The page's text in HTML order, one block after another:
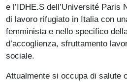
e l’IDHE.S dell’Université Paris
di lavoro rifugiato in Italia con
femminista e nello specifico
d’accoglienza, sfruttamento
sociale.
Attualmente si occupa di salute